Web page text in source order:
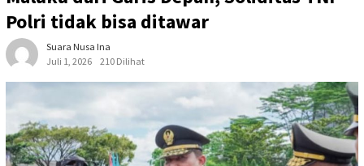
Polri tidak bisa ditawar
Suara Nusa Ina
Juli 1, 2026
210 Dilihat